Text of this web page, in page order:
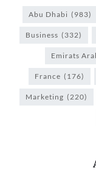
Abu Dhabi (983)
Business (332)
Emirats
France (176)
Marketing (220)